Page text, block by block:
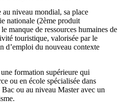
niveau mondial, sa place
nationale (2ème produit
manque de ressources humaines de
touristique, valorisée par le
d’emploi du nouveau contexte
formation supérieure qui
ou en école spécialisée dans
ou au niveau Master avec un